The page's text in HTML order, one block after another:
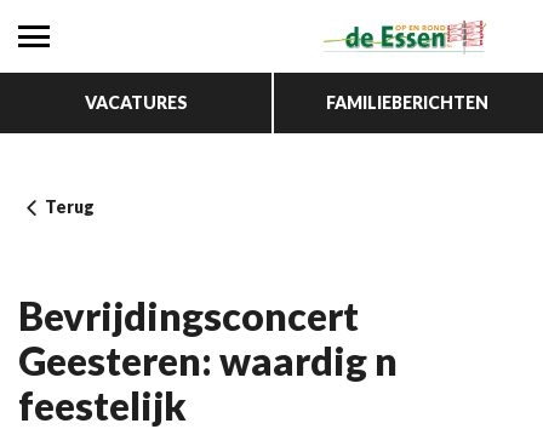
VACATURES FAMILIEBERICHTEN
Terug
Bevrijdingsconcert
Geesteren: waardig n
feestelijk